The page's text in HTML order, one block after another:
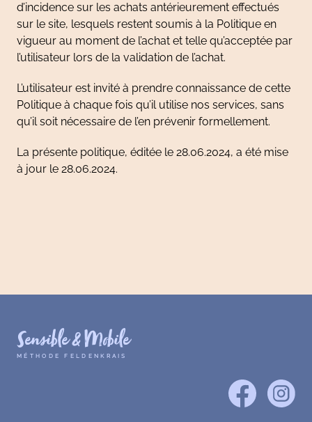
d’incidence sur les achats antérieurement effectués
sur le site, lesquels restent soumis à la Politique en
vigueur au moment de l’achat et telle qu’acceptée par
l’utilisateur lors de la validation de l’achat.
L’utilisateur est invité à prendre connaissance de cette
Politique à chaque fois qu’il utilise nos services, sans
qu’il soit nécessaire de l’en prévenir formellement.
La présente politique, éditée le 28.06.2024, a été mise
à jour le 28.06.2024.
Sensible & Mobile
MÉTHODE FELDENKRAIS